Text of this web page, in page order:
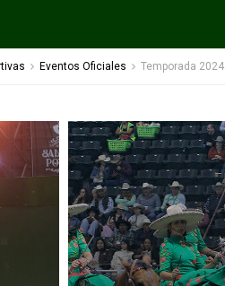
Eventos Oficiales Temporada 2024